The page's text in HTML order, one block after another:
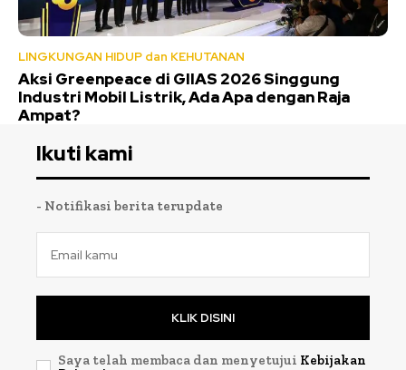
LINGKUNGAN HIDUP dan KEHUTANAN
Aksi Greenpeace di GIIAS 2026 Singgung
Industri Mobil Listrik, Ada Apa dengan Raja
Ampat?
Ikuti kami
- Notifikasi berita terupdate
KLIK DISINI
Saya telah membaca dan menyetujui Kebijakan